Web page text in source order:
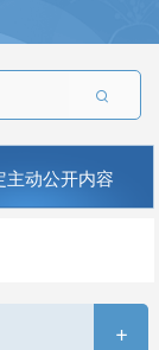

主动公开内容
+